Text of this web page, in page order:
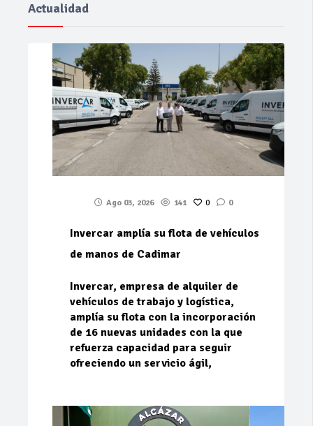
Actualidad
Ago 03, 2026 141 0 0
Invercar amplía su flota de vehículos
de manos de Cadimar
Invercar, empresa de alquiler de
vehículos de trabajo y logística,
amplía su flota con la incorporación
de 16 nuevas unidades con la que
refuerza capacidad para seguir
ofreciendo un servicio ágil,